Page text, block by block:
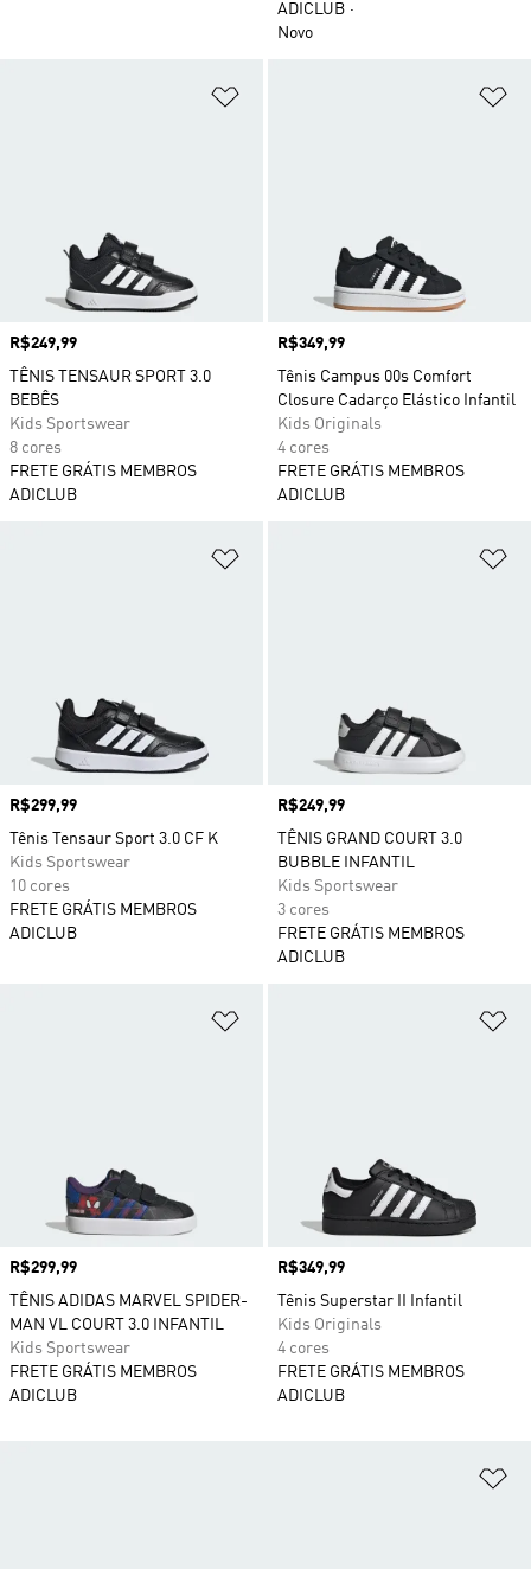
ADICLUB
Novo
Preço
R$249,99
TÊNIS TENSAUR SPORT 3.0
BEBÊS
Kids Sportswear
8 cores
FRETE GRÁTIS MEMBROS
ADICLUB
Preço
R$349,99
Tênis Campus 00s Comfort
Closure Cadarço Elástico Infantil
Kids Originals
4 cores
FRETE GRÁTIS MEMBROS
ADICLUB
Preço
R$299,99
Tênis Tensaur Sport 3.0 CF K
Kids Sportswear
10 cores
FRETE GRÁTIS MEMBROS
ADICLUB
Preço
R$249,99
TÊNIS GRAND COURT 3.0
BUBBLE INFANTIL
Kids Sportswear
3 cores
FRETE GRÁTIS MEMBROS
ADICLUB
Preço
R$299,99
TÊNIS ADIDAS MARVEL SPIDER-
MAN VL COURT 3.0 INFANTIL
Kids Sportswear
FRETE GRÁTIS MEMBROS
ADICLUB
Preço
R$349,99
Tênis Superstar II Infantil
Kids Originals
4 cores
FRETE GRÁTIS MEMBROS
ADICLUB